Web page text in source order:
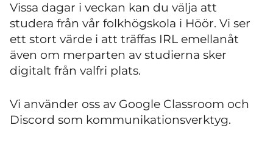
Vissa dagar i veckan kan du välja att
studera från vår folkhögskola i Höör. Vi ser
ett stort värde i att träffas IRL emellanåt
även om merparten av studierna sker
digitalt från valfri plats.
Vi använder oss av Google Classroom och
Discord som kommunikationsverktyg.